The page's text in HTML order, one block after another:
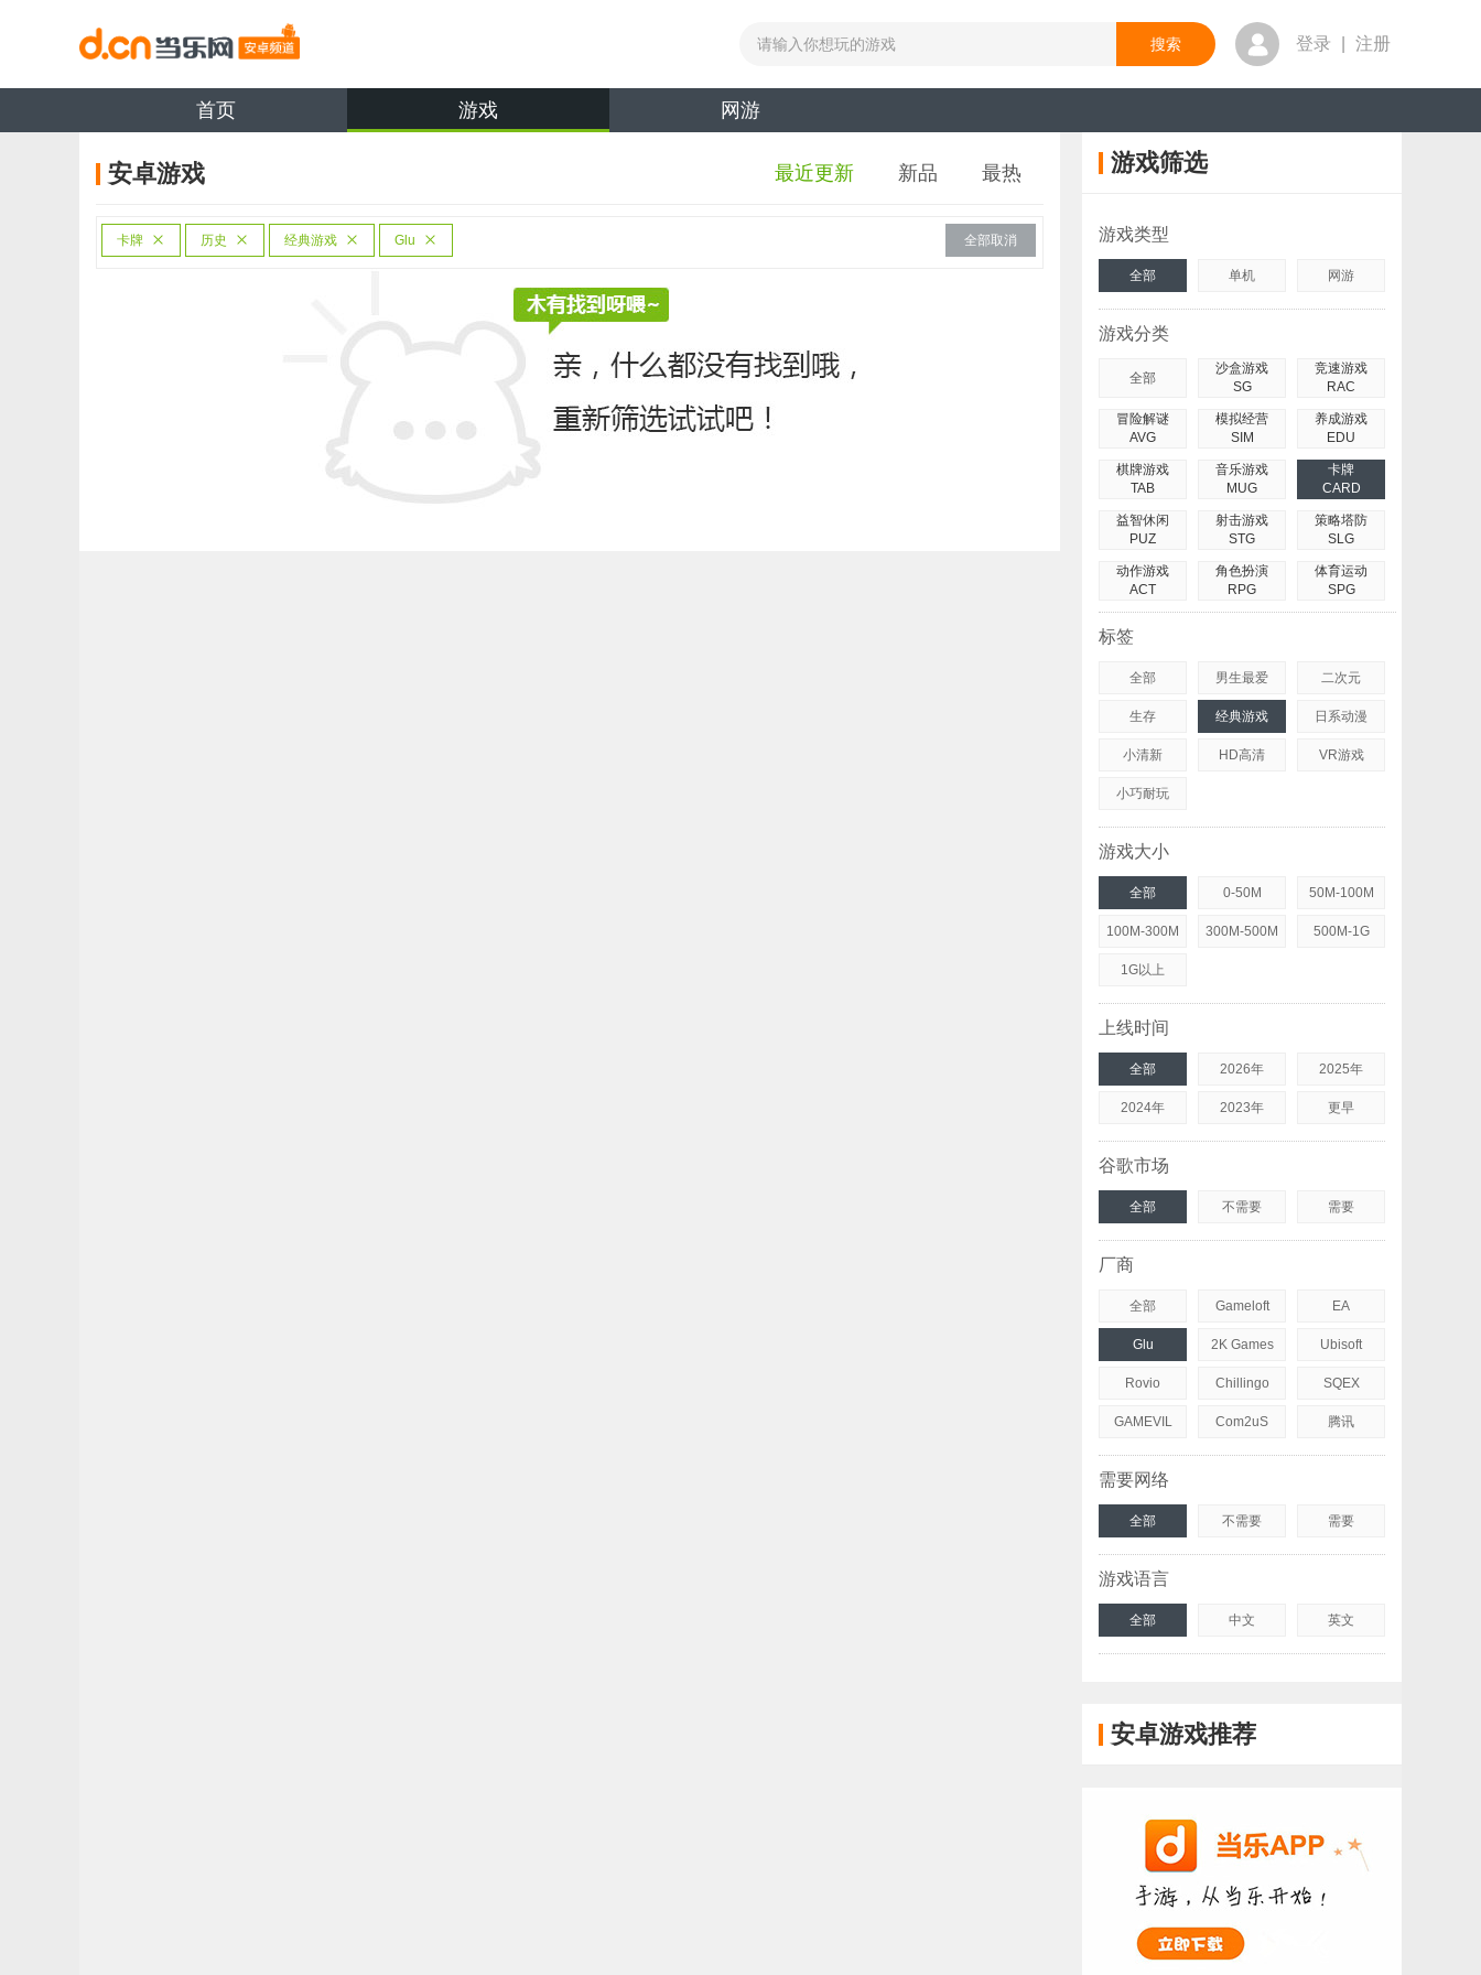
登录 注册
首页 游戏 网游
安卓游戏 最近更新 新品 最热
卡牌 历史 经典游戏 Glu 全部取消
游戏筛选
游戏类型
全部 单机 网游
游戏分类
全部
沙盒游戏
SG
竞速游戏
RAC
冒险解谜
AVG
模拟经营
SIM
养成游戏
EDU
棋牌游戏
TAB
音乐游戏
MUG
卡牌
CARD
益智休闲
PUZ
射击游戏
STG
策略塔防
SLG
动作游戏
ACT
角色扮演
RPG
体育运动
SPG
标签
全部 男生最爱 二次元
生存 经典游戏 日系动漫
小清新 HD高清 VR游戏
小巧耐玩
游戏大小
全部 0-50M 50M-100M
100M-300M 300M-500M 500M-1G
1G以上
上线时间
全部 2026年 2025年
2024年 2023年 更早
谷歌市场
全部 不需要 需要
厂商
全部 Gameloft EA
Glu 2K Games Ubisoft
Rovio Chillingo SQEX
GAMEVIL Com2uS 腾讯
需要网络
全部 不需要 需要
游戏语言
全部 中文 英文
安卓游戏推荐